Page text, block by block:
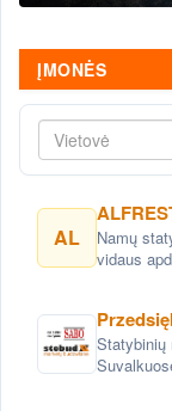
ĮMONĖS
Vietovė
AL
Namų
vidaus
Statybinių